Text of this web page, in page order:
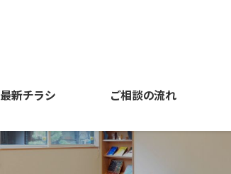
最新チラシ ご相談の流れ